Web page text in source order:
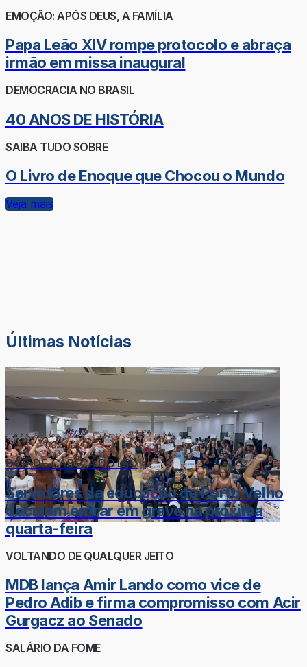
EMOÇÃO: APÓS DEUS, A FAMÍLIA
Papa Leão XIV rompe protocolo e abraça
irmão em missa inaugural
DEMOCRACIA NO BRASIL
40 ANOS DE HISTÓRIA
SAIBA TUDO SOBRE
O Livro de Enoque que Chocou o Mundo
Veja mais
Últimas Notícias
DOR-DE-CABEÇA DO LÉO
Servidores da educação de Porto Velho
decidem entrar em greve na próxima
quarta-feira
VOLTANDO DE QUALQUER JEITO
MDB lança Amir Lando como vice de
Pedro Adib e firma compromisso com Acir
Gurgacz ao Senado
SALÁRIO DA FOME